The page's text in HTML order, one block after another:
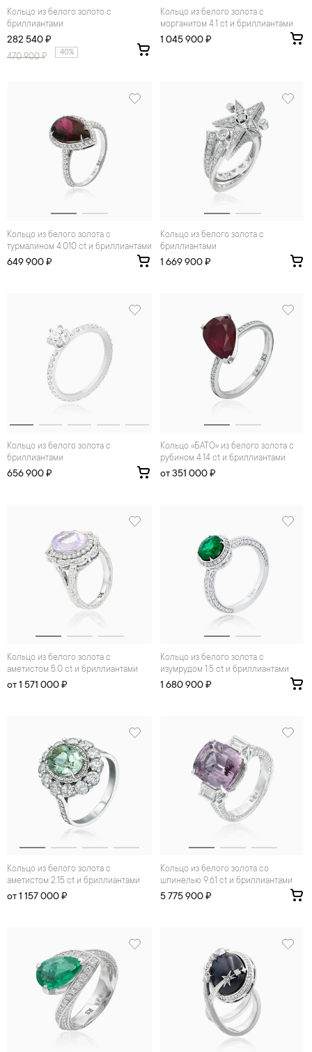
Кольцо из белого золото с
бриллиантами
282 540 ₽
470 900₽ 40%
Кольцо из белого золота с
морганитом 4.1 ct и бриллиантами
1 045 900 ₽
Кольцо из белого золота с
турмалином 4.010 ct и бриллиантами
649 900 ₽
Кольцо из белого золота с
бриллиантами
1 669 900 ₽
Кольцо из белого золота с
бриллиантами
656 900 ₽
Кольцо «БАТО» из белого золота с
рубином 4.14 ct и бриллиантами
от 351 000 ₽
Кольцо из белого золота с
аметистом 5.0 ct и бриллиантами
от 1 571 000 ₽
Кольцо из белого золота с
изумрудом 1.5 ct и бриллиантами
1 680 900 ₽
Кольцо из белого золота с
аметистом 2.15 ct и бриллиантами
от 1 157 000 ₽
Кольцо из белого золота со
шпинелью 9.61 ct и бриллиантами
5 775 900 ₽